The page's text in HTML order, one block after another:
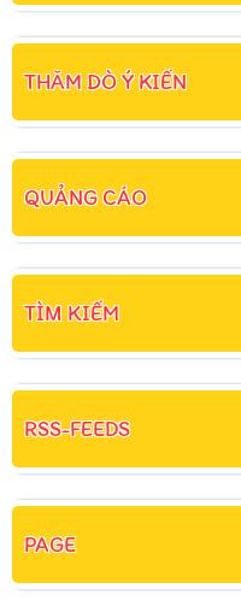
THĂM DÒ Ý KIẾN
QUẢNG CÁO
TÌM KIẾM
RSS-FEEDS
PAGE